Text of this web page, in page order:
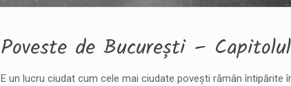
Poveste de București –
E un lucru ciudat cum cele mai ciudate povești rămân întipărite